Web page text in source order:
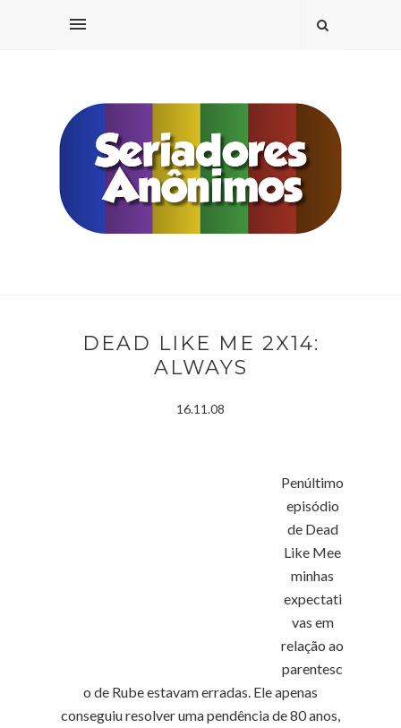
DEAD LIKE ME 2X14:
ALWAYS
16.11.08
Penúltimo
episódio
de Dead
Like Mee
minhas
expectati
vas em
relação ao
parentesc
o de Rube estavam erradas. Ele apenas
conseguiu resolver uma pendência de 80 anos,